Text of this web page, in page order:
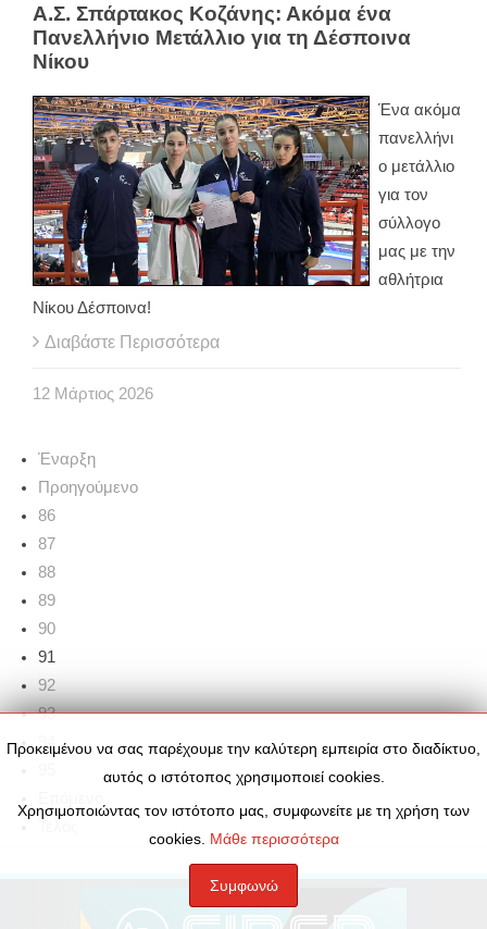
Α.Σ. Σπάρτακος Κοζάνης: Ακόμα ένα
Πανελλήνιο Μετάλλιο για τη Δέσποινα
Νίκου
Ένα ακόμα
πανελλήνι
ο μετάλλιο
για τον
σύλλογο
μας με την
αθλήτρια
Νίκου Δέσποινα!
Διαβάστε Περισσότερα
12 Μάρτιος 2026
Έναρξη
Προηγούμενο
86
87
88
89
90
91
92
93
Προκειμένου να σας παρέχουμε την καλύτερη εμπειρία στο διαδίκτυο,
αυτός ο ιστότοπος χρησιμοποιεί cookies.
Χρησιμοποιώντας τον ιστότοπο μας, συμφωνείτε με τη χρήση των
cookies. Μάθε περισσότερα
Συμφωνώ